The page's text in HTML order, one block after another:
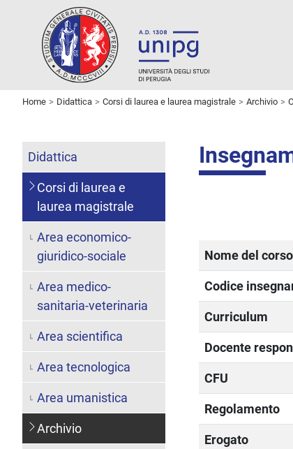
Home Didattica Corsi di laurea e laurea magistrale Archivio
Nome del
Codice
Curriculum
Docente
CFU
Regolamento
Erogato
Didattica
Corsi di laurea e
laurea magistrale
Area economico-
giuridico-sociale
Area medico-
sanitaria-veterinaria
Area scientifica
Area tecnologica
Area umanistica
Archivio